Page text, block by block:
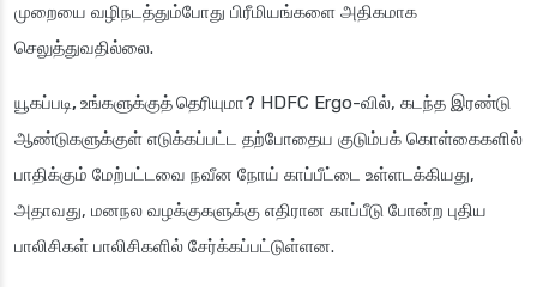
முறையை வழிநடத்தும்போது பிரீமியங்களை அதிகமாக
செலுத்துவதில்லை.
யூகப்படி, உங்களுக்குத் தெரியுமா? HDFC Ergo-வில், கடந்த இரண்டு
ஆண்டுகளுக்குள் எடுக்கப்பட்ட தற்போதைய குடும்பக் கொள்கைகளில்
பாதிக்கும் மேற்பட்டவை நவீன நோய் காப்பீட்டை உள்ளடக்கியது,
அதாவது, மனநல வழக்குகளுக்கு எதிரான காப்பீடு போன்ற புதிய
பாலிசிகள் பாலிசிகளில் சேர்க்கப்பட்டுள்ளன.